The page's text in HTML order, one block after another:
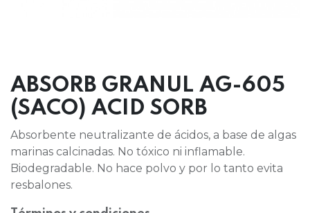
ABSORB GRANUL AG-605
(SACO) ACID SORB
Absorbente neutralizante de ácidos, a base de algas
marinas calcinadas. No tóxico ni inflamable.
Biodegradable. No hace polvo y por lo tanto evita
resbalones.